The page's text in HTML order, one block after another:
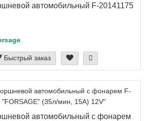
автомобильный F-20141175
Быстрый заказ
автомобильный с фонарем